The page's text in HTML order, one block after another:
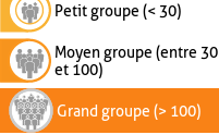
Petit groupe (< 30)
Moyen groupe (entre 30
et 100)
Grand groupe (> 100)